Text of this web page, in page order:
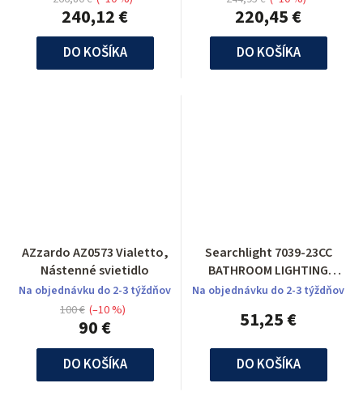
240,12 €
DO KOŠÍKA
220,45 €
DO KOŠÍKA
AZzardo AZ0573 Vialetto,
Nástenné svietidlo
Na objednávku do 2-3 týždňov
90 €
100 € (–10 %)
DO KOŠÍKA
Searchlight 7039-23CC
BATHROOM LIGHTING
kúpeľňové svietidlo
Na objednávku do 2-3 týždňov
51,25 €
DO KOŠÍKA